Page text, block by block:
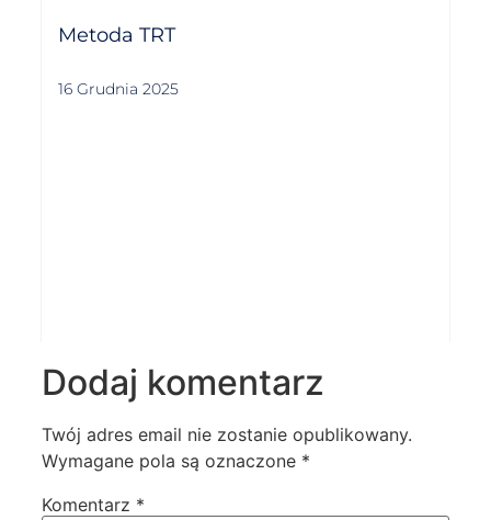
Metoda TRT
16 Grudnia 2025
Dodaj komentarz
Twój adres email nie zostanie opublikowany.
Wymagane pola są oznaczone *
Komentarz *